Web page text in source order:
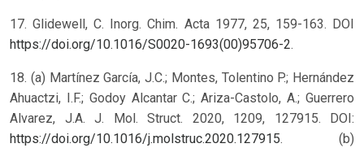
17. Glidewell, C. Inorg. Chim. Acta 1977, 25, 159-163. DOI
https://doi.org/10.1016/S0020-1693(00)95706-2.
18. (a) Martínez García, J.C.; Montes, Tolentino P.; Hernández
Ahuactzi, I.F.; Godoy Alcantar C.; Ariza-Castolo, A.; Guerrero
Alvarez, J.A. J. Mol. Struct. 2020, 1209, 127915. DOI:
https://doi.org/10.1016/j.molstruc.2020.127915. (b)